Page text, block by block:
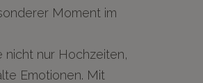
Moment im
nicht nur Hochzeiten,
Emotionen. Mit